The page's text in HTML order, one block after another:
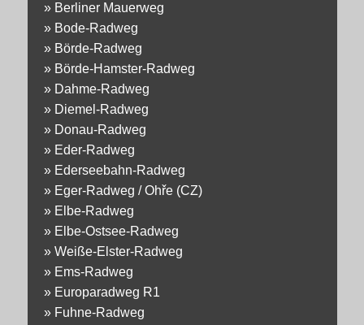
» Berliner Mauerweg
» Bode-Radweg
» Börde-Radweg
» Börde-Hamster-Radweg
» Dahme-Radweg
» Diemel-Radweg
» Donau-Radweg
» Eder-Radweg
» Ederseebahn-Radweg
» Eger-Radweg / Ohře (CZ)
» Elbe-Radweg
» Elbe-Ostsee-Radweg
» Weiße-Elster-Radweg
» Ems-Radweg
» Europaradweg R1
» Fuhne-Radweg